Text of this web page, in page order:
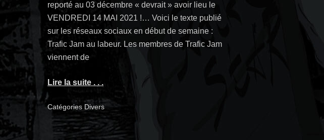
reporté au 03 décembre « devrait » avoir lieu le
VENDREDI 14 MAI 2021 !… Voici le texte publié
sur les réseaux sociaux en début de semaine :
Trafic Jam au labeur. Les membres de Trafic Jam
viennent de
Lire la suite . . .
Catégories Divers